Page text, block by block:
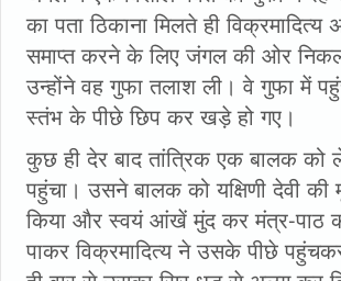
का पता ठिकाना मिलते ही
समाप्त करने के लिए जंगल की ओर
उन्होंने वह गुफा तलाश ली। वे गुफा में
स्तंभ के पीछे छिप कर खड़े हो गए।
कुछ ही देर बाद तांत्रिक एक बालक को
पहुंचा। उसने बालक को यक्षिणी देवी की
किया और स्वयं आंखें मुंद कर मंत्र-पाठ
पाकर विक्रमादित्य ने उसके पीछे